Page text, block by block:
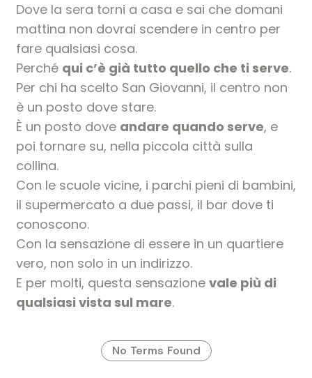
Dove la sera torni a casa e sai che domani
mattina non dovrai scendere in centro per
fare qualsiasi cosa.
Perché qui c’è già tutto quello che ti serve.
Per chi ha scelto San Giovanni, il centro non
è un posto dove stare.
È un posto dove andare quando serve, e
poi tornare su, nella piccola città sulla
collina.
Con le scuole vicine, i parchi pieni di bambini,
il supermercato a due passi, il bar dove ti
conoscono.
Con la sensazione di essere in un quartiere
vero, non solo in un indirizzo.
E per molti, questa sensazione vale più di
qualsiasi vista sul mare.
No Terms Found